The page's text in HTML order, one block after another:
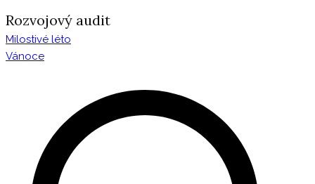
Rozvojový audit
Navigace
pro
Milostivé léto
Vánoce